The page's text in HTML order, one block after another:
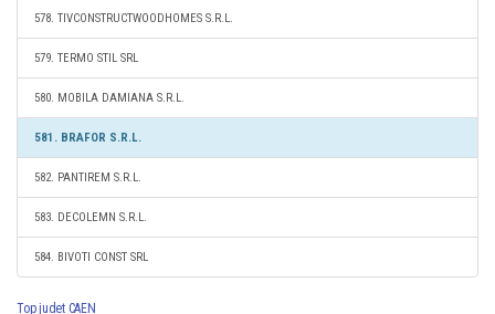
578. TIVCONSTRUCTWOODHOMES S.R.L.
579. TERMO STIL SRL
580. MOBILA DAMIANA S.R.L.
581. BRAFOR S.R.L.
582. PANTIREM S.R.L.
583. DECOLEMN S.R.L.
584. BIVOTI CONST SRL
Top judet CAEN